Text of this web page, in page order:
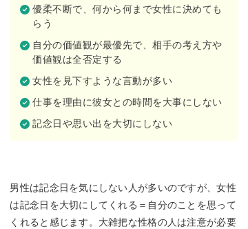
優柔不断で、何から何まで女性に決めても
らう
自分の価値観が最優先で、相手の考え方や
価値観は全否定する
女性を見下すような言動が多い
仕事を理由に彼女との時間を大事にしない
記念日や思い出を大切にしない
男性は記念日を気にしない人が多いのですが、女性
は記念日を大切にしてくれる＝自分のことを思って
くれると感じます。大雑把な性格の人は注意が必要